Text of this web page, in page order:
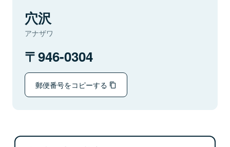
穴沢
アナザワ
946-0304
郵便番号をコピーする